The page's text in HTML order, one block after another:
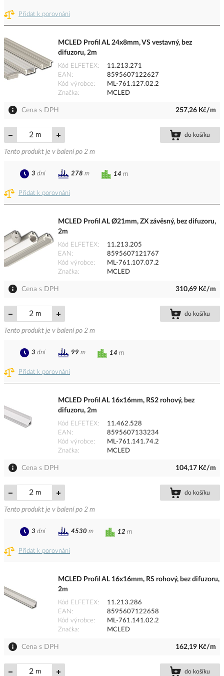
Přidat k porovnání
MCLED Profil AL 24x8mm, VS vestavný, bez
difuzoru, 2m
Kód ELFETEX
11.213.271
EAN
8595607122627
Kód výrobce
ML-761.127.02.2
Značka
MCLED
Cena s DPH 257,26 Kč/m
m do košíku
Tento produkt je v balení po 2 m
Přidat k porovnání
14 m
3 dní 278 m
MCLED Profil AL Ø21mm, ZX závěsný, bez difuzoru,
2m
Kód ELFETEX
11.213.205
EAN
8595607121767
Kód výrobce
ML-761.107.07.2
Značka
MCLED
Cena s DPH 310,69 Kč/m
m do košíku
Tento produkt je v balení po 2 m
Přidat k porovnání
14 m
3 dní 99 m
MCLED Profil AL 16x16mm, RS2 rohový, bez
difuzoru, 2m
Kód ELFETEX
11.462.528
EAN
8595607133234
Kód výrobce
ML-761.141.74.2
Značka
MCLED
Cena s DPH 104,17 Kč/m
m do košíku
Tento produkt je v balení po 2 m
Přidat k porovnání
12 m
3 dní 4530 m
MCLED Profil AL 16x16mm, RS rohový, bez difuzoru,
2m
Kód ELFETEX
11.213.286
EAN
8595607122658
Kód výrobce
ML-761.141.02.2
Značka
MCLED
Cena s DPH 162,19 Kč/m
m do košíku